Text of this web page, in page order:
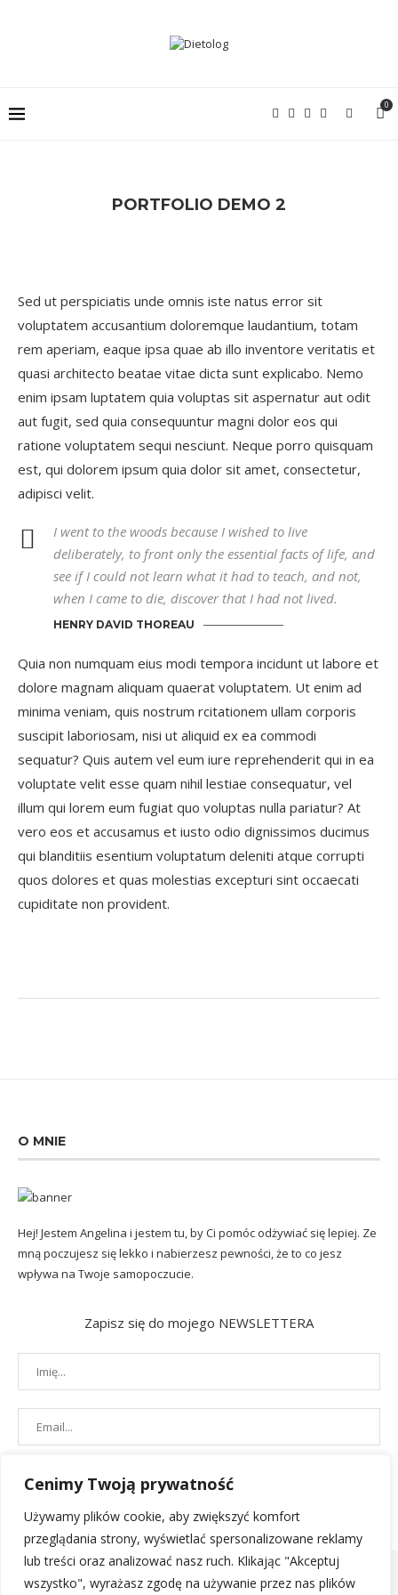
Cenimy Twoją prywatność
Używamy plików cookie, aby zwiększyć komfort
przeglądania strony, wyświetlać spersonalizowane reklamy
lub treści oraz analizować nasz ruch. Klikając "Akceptuj
wszystko", wyrażasz zgodę na używanie przez nas plików
0
PORTFOLIO DEMO 2
Sed ut perspiciatis unde omnis iste natus error sit
voluptatem accusantium doloremque laudantium, totam
rem aperiam, eaque ipsa quae ab illo inventore veritatis et
quasi architecto beatae vitae dicta sunt explicabo. Nemo
enim ipsam luptatem quia voluptas sit aspernatur aut odit
aut fugit, sed quia consequuntur magni dolor eos qui
ratione voluptatem sequi nesciunt. Neque porro quisquam
est, qui dolorem ipsum quia dolor sit amet, consectetur,
adipisci velit.
I went to the woods because I wished to live
deliberately, to front only the essential facts of life, and
see if I could not learn what it had to teach, and not,
when I came to die, discover that I had not lived.
HENRY DAVID THOREAU
Quia non numquam eius modi tempora incidunt ut labore et
dolore magnam aliquam quaerat voluptatem. Ut enim ad
minima veniam, quis nostrum rcitationem ullam corporis
suscipit laboriosam, nisi ut aliquid ex ea commodi
sequatur? Quis autem vel eum iure reprehenderit qui in ea
voluptate velit esse quam nihil lestiae consequatur, vel
illum qui lorem eum fugiat quo voluptas nulla pariatur? At
vero eos et accusamus et iusto odio dignissimos ducimus
qui blanditiis esentium voluptatum deleniti atque corrupti
quos dolores et quas molestias excepturi sint occaecati
cupiditate non provident.
O MNIE
Hej! Jestem Angelina i jestem tu, by Ci pomóc odżywiać się lepiej. Ze
mną poczujesz się lekko i nabierzesz pewności, że to co jesz
wpływa na Twoje samopoczucie.
Zapisz się do mojego NEWSLETTERA